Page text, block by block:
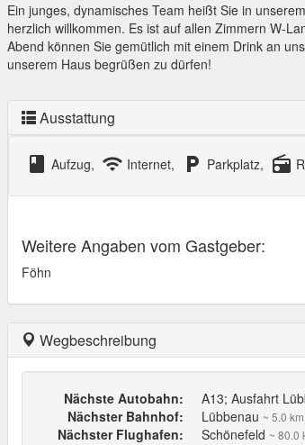
Ein junges, dynamisches Team heißt Sie in
herzlich willkommen. Es ist auf allen Zimmern W-
Abend können Sie gemütlich mit einem Drink an
unserem Haus begrüßen zu dürfen!
Ausstattung
class Aufzug, wifi Internet, local_parking Parkplatz, radio
Weitere Angaben vom Gastgeber:
Föhn
Wegbeschreibung
Nächste Autobahn: A13; Ausfahrt
Nächster Bahnhof: Lübbenau ~ 5.0 km
Nächster Flughafen: Schönefeld ~ 80.0